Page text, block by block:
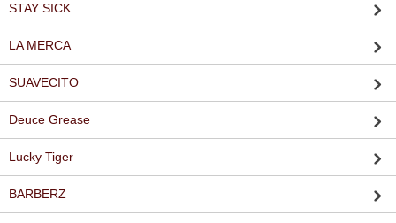
STAY SICK
LA MERCA
SUAVECITO
Deuce Grease
Lucky Tiger
BARBERZ